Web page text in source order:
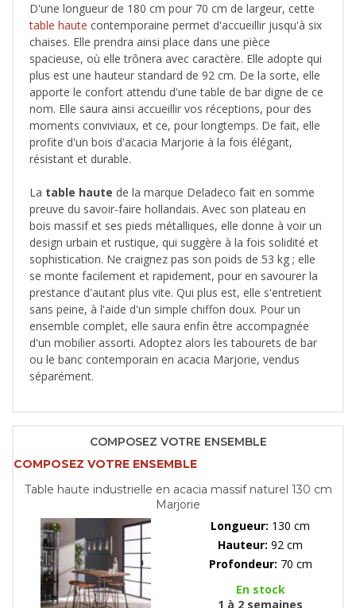
D'une longueur de 180 cm pour 70 cm de largeur, cette
table haute contemporaine permet d'accueillir jusqu'à six
chaises. Elle prendra ainsi place dans une pièce
spacieuse, où elle trônera avec caractère. Elle adopte qui
plus est une hauteur standard de 92 cm. De la sorte, elle
apporte le confort attendu d'une table de bar digne de ce
nom. Elle saura ainsi accueillir vos réceptions, pour des
moments conviviaux, et ce, pour longtemps. De fait, elle
profite d'un bois d'acacia Marjorie à la fois élégant,
résistant et durable.
La table haute de la marque Deladeco fait en somme
preuve du savoir-faire hollandais. Avec son plateau en
bois massif et ses pieds métalliques, elle donne à voir un
design urbain et rustique, qui suggère à la fois solidité et
sophistication. Ne craignez pas son poids de 53 kg ; elle
se monte facilement et rapidement, pour en savourer la
prestance d'autant plus vite. Qui plus est, elle s'entretient
sans peine, à l'aide d'un simple chiffon doux. Pour un
ensemble complet, elle saura enfin être accompagnée
d'un mobilier assorti. Adoptez alors les tabourets de bar
ou le banc contemporain en acacia Marjorie, vendus
séparément.
COMPOSEZ VOTRE ENSEMBLE
COMPOSEZ VOTRE ENSEMBLE
Table haute industrielle en acacia massif naturel 130 cm
Marjorie
Longueur: 130 cm
Hauteur: 92 cm
Profondeur: 70 cm
En stock
1 à 2 semaines